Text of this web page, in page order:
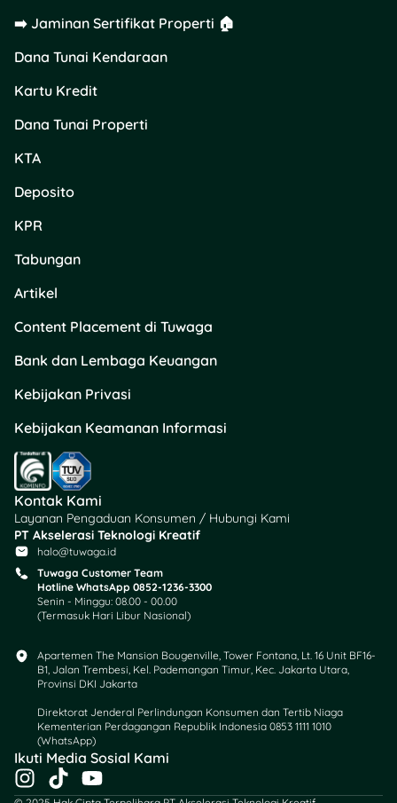
➡️ Jaminan Sertifikat Properti 🏠
Dana Tunai Kendaraan
Kartu Kredit
Dana Tunai Properti
KTA
Deposito
KPR
Tabungan
Artikel
Content Placement di Tuwaga
Bank dan Lembaga Keuangan
Kebijakan Privasi
Kebijakan Keamanan Informasi
Kontak Kami
Layanan Pengaduan Konsumen / Hubungi Kami
PT Akselerasi Teknologi Kreatif
halo@tuwaga.id
Tuwaga Customer Team
Hotline WhatsApp 0852-1236-3300
Senin - Minggu: 08.00 - 00.00
(Termasuk Hari Libur Nasional)
Apartemen The Mansion Bougenville, Tower Fontana, Lt. 16 Unit BF16-
B1, Jalan Trembesi, Kel. Pademangan Timur, Kec. Jakarta Utara,
Provinsi DKI Jakarta
Direktorat Jenderal Perlindungan Konsumen dan Tertib Niaga
Kementerian Perdagangan Republik Indonesia 0853 1111 1010
(WhatsApp)​
Ikuti Media Sosial Kami
I
T
Y